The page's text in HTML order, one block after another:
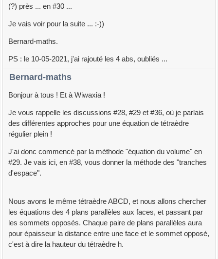
(?) près ... en #30 ...
Je vais voir pour la suite ... :-))
Bernard-maths.
PS : le 10-05-2021, j'ai rajouté les 4 abs, oubliés ...
Bernard-maths
Bonjour à tous ! Et à Wiwaxia !
Je vous rappelle les discussions #28, #29 et #36, où je parlais
des différentes approches pour une équation de tétraèdre
régulier plein !
J'ai donc commencé par la méthode "équation du volume" en
#29. Je vais ici, en #38, vous donner la méthode des "tranches
d'espace".
Nous avons le même tétraèdre ABCD, et nous allons chercher
les équations des 4 plans parallèles aux faces, et passant par
les sommets opposés. Chaque paire de plans parallèles aura
pour épaisseur la distance entre une face et le sommet opposé,
c'est à dire la hauteur du tétraèdre h.